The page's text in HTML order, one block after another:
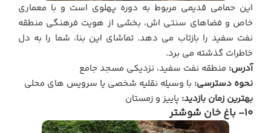
این حمامی قدیمی مربوط به دوره پهلوی است و با معماری
خاص و فضاهای سنتی اش، بخشی از هویت فرهنگی منطقه
نفت سفید را بازتاب می دهد. تماشای این بنا، شما را به دل
خاطرات گذشته می برد.
آدرس: منطقه نفت سفید، نزدیکی مسجد جامع
نحوه دسترسی: با وسیله نقلیه شخصی یا سرویس های محلی
بهترین زمان بازدید: پاییز و زمستان
10- باغ خان شوشتر